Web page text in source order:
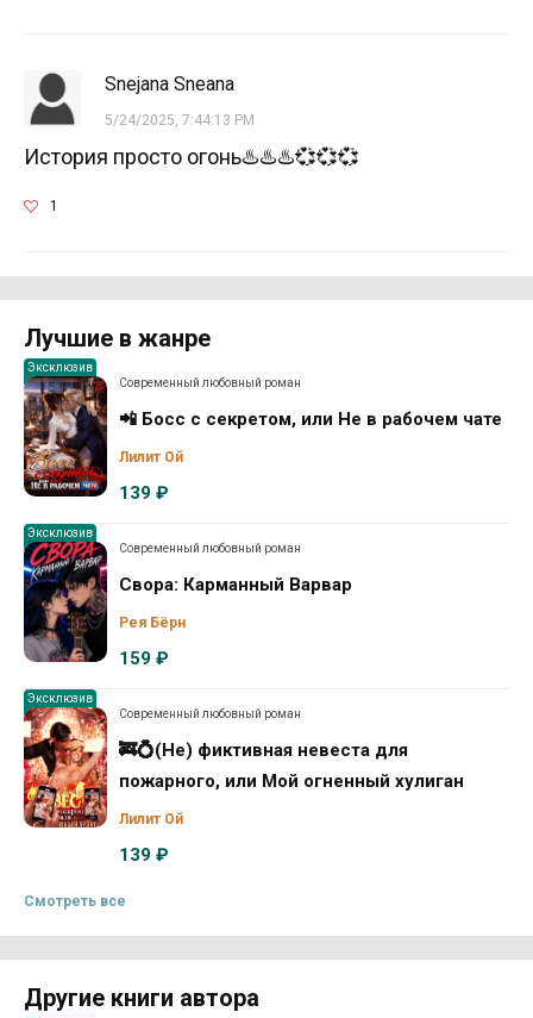
Snejana Sneana
5/24/2025, 7:44:13 PM
История просто огонь♨️♨️♨️💞💞💞
1
Лучшие в жанре
Эксклюзив
Современный любовный роман
📲 Босс с секретом, или Не в рабочем чате
Лилит Ой
139 ₽
Эксклюзив
Современный любовный роман
Свора: Карманный Варвар
Рея Бёрн
159 ₽
Эксклюзив
Современный любовный роман
🚒💍(Не) фиктивная невеста для
пожарного, или Мой огненный хулиган
Лилит Ой
139 ₽
Смотреть все
Другие книги автора